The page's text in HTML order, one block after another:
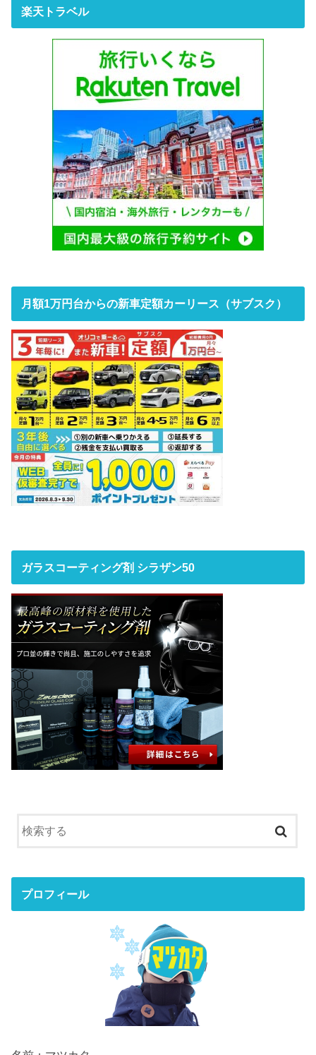
楽天トラベル
月額1万円台からの新車定額カーリース（サブスク）
ガラスコーティング剤 シラザン50
プロフィール